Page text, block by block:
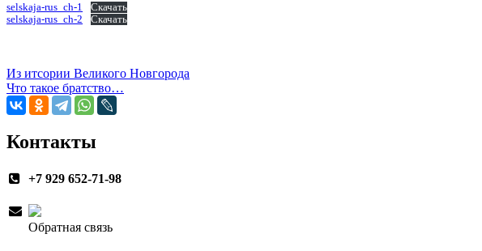
selskaja-rus_ch-1
Скачать
selskaja-rus_ch-2
Скачать
Навигация
по
записям
Из итсории Великого Новгорода
Что такое братство…
Контакты
+7 929 652-71-98
Обратная связь